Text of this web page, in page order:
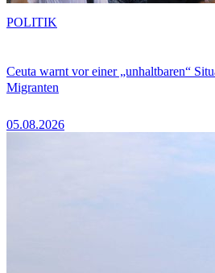
Ceuta warnt vor einer „unhaltbaren“
Migranten
05.08.2026
POLITIK